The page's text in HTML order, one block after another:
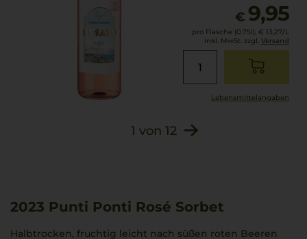
€ 9,95
pro Flasche (0.75l), € 13,27/L
inkl. MwSt. zzgl. Versand
Lebensmittel­angaben
1 von 12
2023 Punti Ponti Rosé Sorbet
Halbtrocken, fruchtig leicht nach süßen roten Beeren